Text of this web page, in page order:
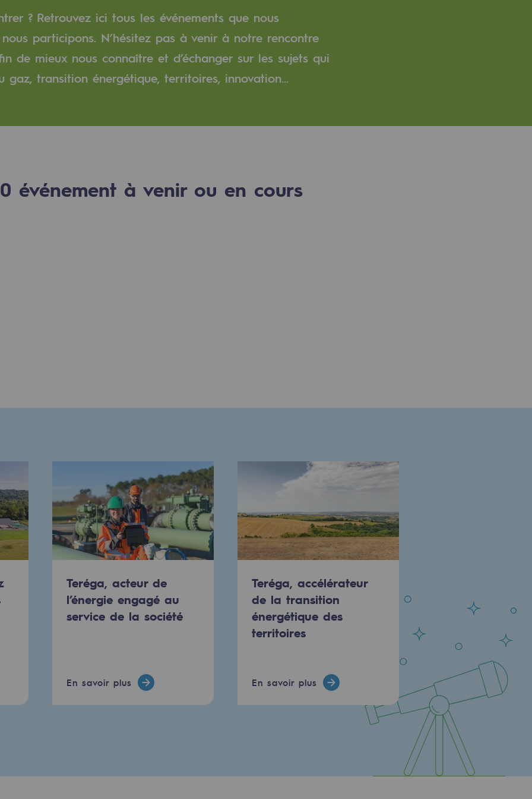
et ouverte
durables
? Retrouvez ici tous les événements que nous
participons. N’hésitez pas à venir à notre rencontre
de mieux nous connaître et d’échanger sur les sujets qui
gaz, transition énergétique, territoires, innovation...
0 événement à venir ou en cours
Teréga, acteur de
l’énergie engagé au
service de la société
En savoir plus
Teréga, accélérateur
de la transition
énergétique des
territoires
En savoir plus